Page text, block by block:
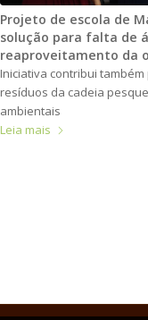
Projeto de escola de
solução para falta de
reaproveitamento da
Iniciativa contribui
resíduos da cadeia
ambientais
Leia mais